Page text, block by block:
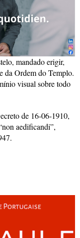
mandado erigir,
da Ordem do Templo.
visual sobre todo
de 16-06-1910,
aedificandi”,